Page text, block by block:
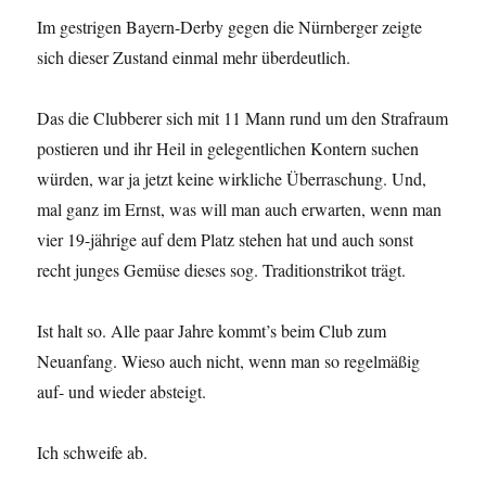
Im gestrigen Bayern-Derby gegen die Nürnberger zeigte
sich dieser Zustand einmal mehr überdeutlich.
Das die Clubberer sich mit 11 Mann rund um den Strafraum
postieren und ihr Heil in gelegentlichen Kontern suchen
würden, war ja jetzt keine wirkliche Überraschung. Und,
mal ganz im Ernst, was will man auch erwarten, wenn man
vier 19-jährige auf dem Platz stehen hat und auch sonst
recht junges Gemüse dieses sog. Traditionstrikot trägt.
Ist halt so. Alle paar Jahre kommt’s beim Club zum
Neuanfang. Wieso auch nicht, wenn man so regelmäßig
auf- und wieder absteigt.
Ich schweife ab.